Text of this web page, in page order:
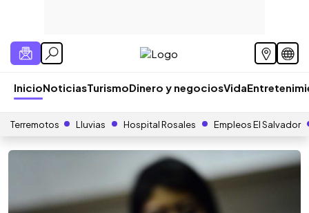
InicioNoticiasTurismoDinero y negociosVida
Terremotos Lluvias Hospital Rosales Empleos El Salvador